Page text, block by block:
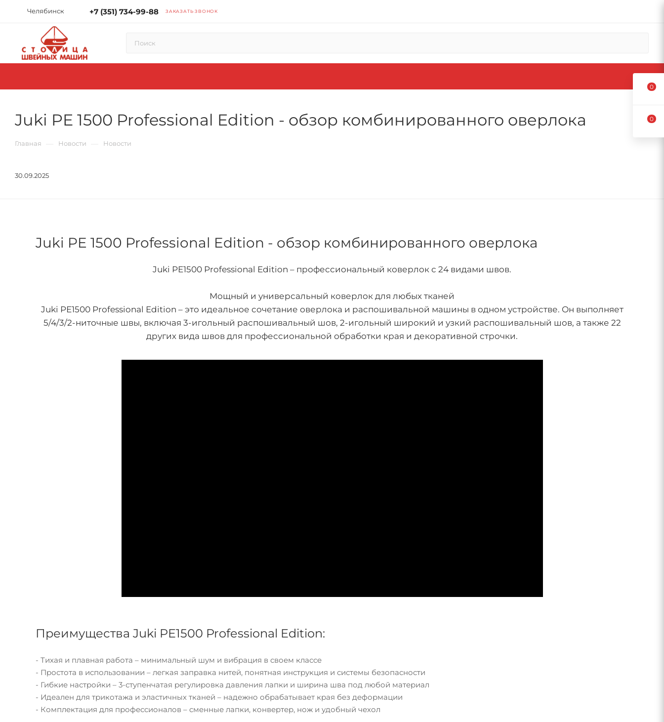
Челябинск +7 (351) 734-99-88 ЗАКАЗАТЬ ЗВОНОК
Juki PE 1500 Professional Edition - обзор комбинированного оверлока
Главная Новости Новости
30.09.2025
Juki PE 1500 Professional Edition - обзор комбинированного оверлока
Juki PE1500 Professional Edition – профессиональный коверлок с 24 видами швов.
Мощный и универсальный коверлок для любых тканей
Juki PE1500 Professional Edition – это идеальное сочетание оверлока и распошивальной машины в одном устройстве. Он выполняет
5/4/3/2-ниточные швы, включая 3-игольный распошивальный шов, 2-игольный широкий и узкий распошивальный шов, а также 22
других вида швов для профессиональной обработки края и декоративной строчки.
Преимущества Juki PE1500 Professional Edition:
- Тихая и плавная работа – минимальный шум и вибрация в своем классе
- Простота в использовании – легкая заправка нитей, понятная инструкция и системы безопасности
- Гибкие настройки – 3-ступенчатая регулировка давления лапки и ширина шва под любой материал
- Идеален для трикотажа и эластичных тканей – надежно обрабатывает края без деформации
- Комплектация для профессионалов – сменные лапки, конвертер, нож и удобный чехол
0
0